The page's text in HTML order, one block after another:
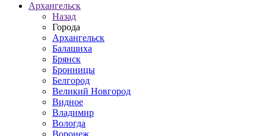
Архангельск
Назад
Города
Архангельск
Балашиха
Брянск
Бронницы
Белгород
Великий Новгород
Видное
Владимир
Вологда
Воронеж